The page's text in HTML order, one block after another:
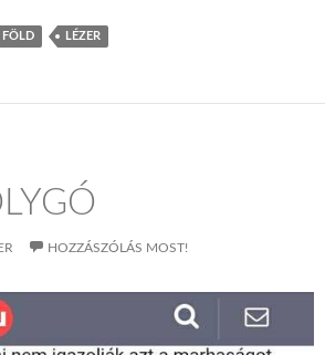
FÖLD LÉZER
HOZZÁSZÓLÁS MOST!